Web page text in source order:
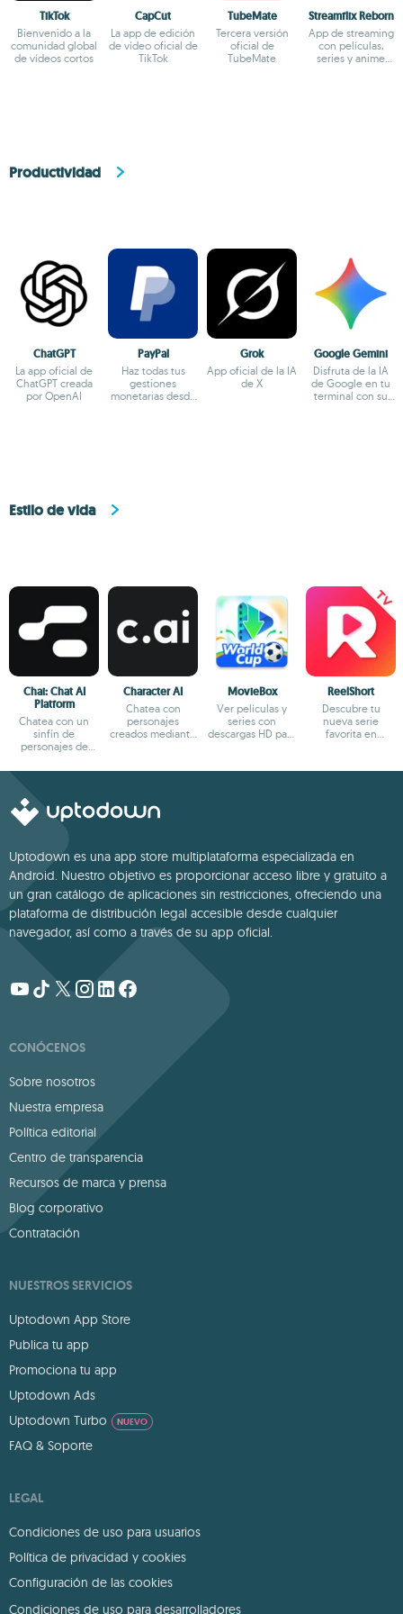
TikTok
Bienvenido a la
comunidad global
de vídeos cortos
CapCut
La app de edición
de vídeo oficial de
TikTok
TubeMate
Tercera versión
oficial de
TubeMate
Streamflix Reborn
App de streaming
con películas,
series y anime
Productividad
ChatGPT
La app oficial de
ChatGPT creada
por OpenAI
PayPal
Haz todas tus
gestiones
monetarias desde
Grok
App oficial de la IA
de X
Google Gemini
Disfruta de la IA
de Google en tu
terminal con su
Estilo de vida
Chai: Chat AI
Platform
Chatea con un
sinfín de
personajes de
Character AI
Chatea con
personajes
creados mediante
MovieBox
Ver películas y
series con
descargas HD para
ReelShort
Descubre tu
nueva serie
favorita en
Uptodown es una app store multiplataforma especializada en
Android. Nuestro objetivo es proporcionar acceso libre y gratuito a
un gran catálogo de aplicaciones sin restricciones, ofreciendo una
plataforma de distribución legal accesible desde cualquier
navegador, así como a través de su app oficial.
CONÓCENOS
Sobre nosotros
Nuestra empresa
Política editorial
Centro de transparencia
Recursos de marca y prensa
Blog corporativo
Contratación
NUESTROS SERVICIOS
Uptodown App Store
Publica tu app
Promociona tu app
Uptodown Ads
Uptodown Turbo
NUEVO
FAQ & Soporte
LEGAL
Condiciones de uso para usuarios
Política de privacidad y cookies
Configuración de las cookies
Condiciones de uso para desarrolladores